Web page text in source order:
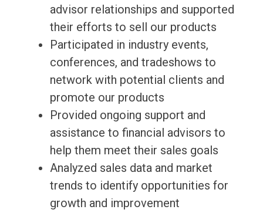
advisor relationships and supported
their efforts to sell our products
Participated in industry events,
conferences, and tradeshows to
network with potential clients and
promote our products
Provided ongoing support and
assistance to financial advisors to
help them meet their sales goals
Analyzed sales data and market
trends to identify opportunities for
growth and improvement